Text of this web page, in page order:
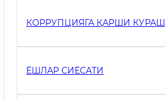
КОРРУПЦИЯГА ҚАРШИ КУРАШ
ЁШЛАР СИЁСАТИ